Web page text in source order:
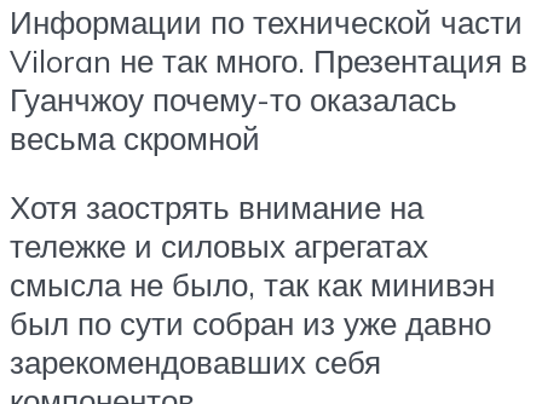
Информации по технической части
Viloran не так много. Презентация в
Гуанчжоу почему-то оказалась
весьма скромной
Хотя заострять внимание на
тележке и силовых агрегатах
смысла не было, так как минивэн
был по сути собран из уже давно
зарекомендовавших себя